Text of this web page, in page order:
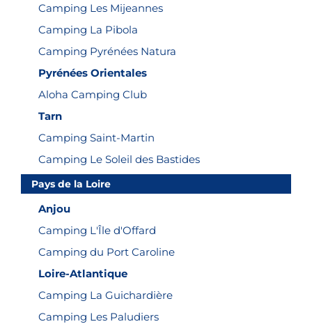
Camping Les Mijeannes
Camping La Pibola
Camping Pyrénées Natura
Pyrénées Orientales
Aloha Camping Club
Tarn
Camping Saint-Martin
Camping Le Soleil des Bastides
Pays de la Loire
Anjou
Camping L'Île d'Offard
Camping du Port Caroline
Loire-Atlantique
Camping La Guichardière
Camping Les Paludiers